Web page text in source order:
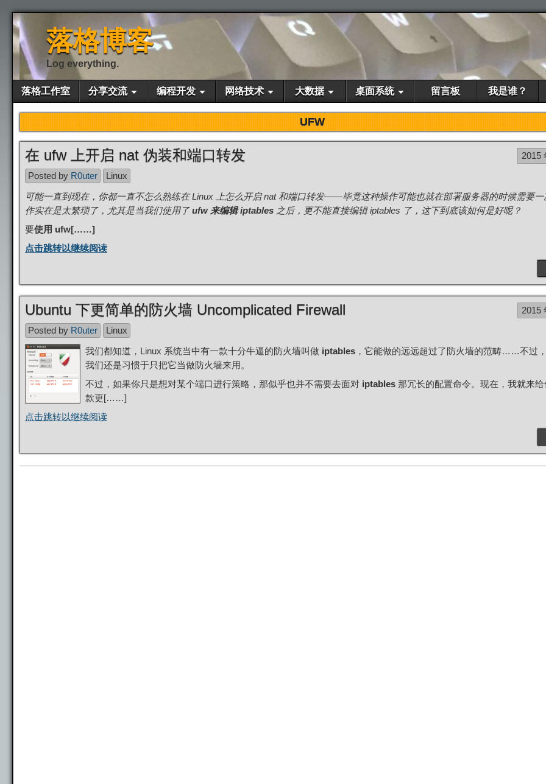
落格博客
Log everything.
落格工作室 分享交流 编程开发 网络技术 大数据 桌面系统 留言板 我是谁？
UFW
在 ufw 上开启 nat 伪装和端口转发
2015
Posted by R0uter
Linux
可能一直到现在，你都一直不怎么熟练在 Linux 上怎么开启 nat 和端口转发——毕竟这种操作可能也就在部署服务器的时候需要一
作实在是太繁琐了，尤其是当我们使用了ufw 来编辑 iptables 之后，更不能直接编辑 iptables 了，这下到底该如何是好呢？
要使用 ufw[……]
点击跳转以继续阅读
Ubuntu 下更简单的防火墙 Uncomplicated Firewall
2015
Posted by R0uter
Linux
我们都知道，Linux 系统当中有一款十分牛逼的防火墙叫做 iptables ，它能做的远远超过了防火墙的范畴……不过
我们还是习惯于只把它当做防火墙来用。
不过，如果你只是想对某个端口进行策略，那似乎也并不需要去面对 iptables 那冗长的配置命令。现在，我就来
款更[……]
点击跳转以继续阅读